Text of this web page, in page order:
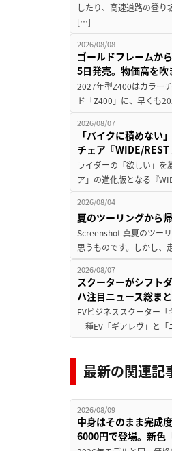
したり、高速道路の登り
[…]
2026/08/08
ゴールドフレームか
5日発売。物価高を吹
2027年型Z400はカラー
ド「Z400」に、早くも
2026/08/07
「バイクに積めない
チェア『WIDE/
ライダーの「欲しい」を
ア」の進化版となる『
2026/08/04
夏のツーリングから
Screenshot 真夏のツー
思うものです。しかし
2026/08/07
スクーターがシフト
ハ注目ニュース総ま
EVビジネススクーター
一種EV「ギアレヴ」と
最新の関連記
2026/08/09
中身はそのまま完成
6000円で登場。新色